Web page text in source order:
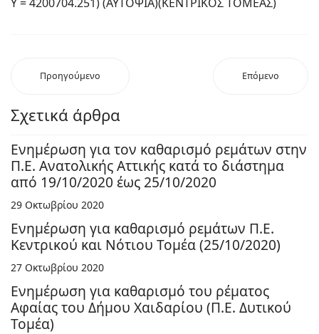
Προηγούμενο Επόμενο
Σχετικά άρθρα
Ενημέρωση για τον καθαρισμό ρεμάτων στην
Π.Ε. Ανατολικής Αττικής κατά το διάστημα
από 19/10/2020 έως 25/10/2020
29 Οκτωβρίου 2020
Ενημέρωση για καθαρισμό ρεμάτων Π.Ε.
Κεντρικού και Νότιου Τομέα (25/10/2020)
27 Οκτωβρίου 2020
Ενημέρωση για καθαρισμό του ρέματος
Αφαίας του Δήμου Χαιδαρίου (Π.Ε. Δυτικού
Τομέα)